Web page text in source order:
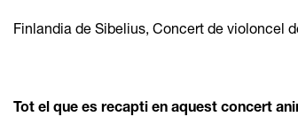
Finlandia de Sibelius, Concert de violoncel
Tot el que es recapti en aquest concert